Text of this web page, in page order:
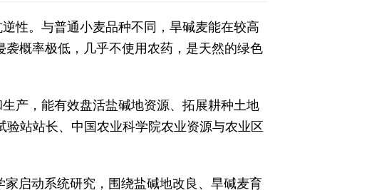
性。与普通小麦品种不同，旱碱麦能在较高
概率极低，几乎不使用农药，是天然的绿色
产，能有效盘活盐碱地资源、拓展耕种土地
站站长、中国农业科学院农业资源与农业区
启动系统研究，围绕盐碱地改良、旱碱麦育